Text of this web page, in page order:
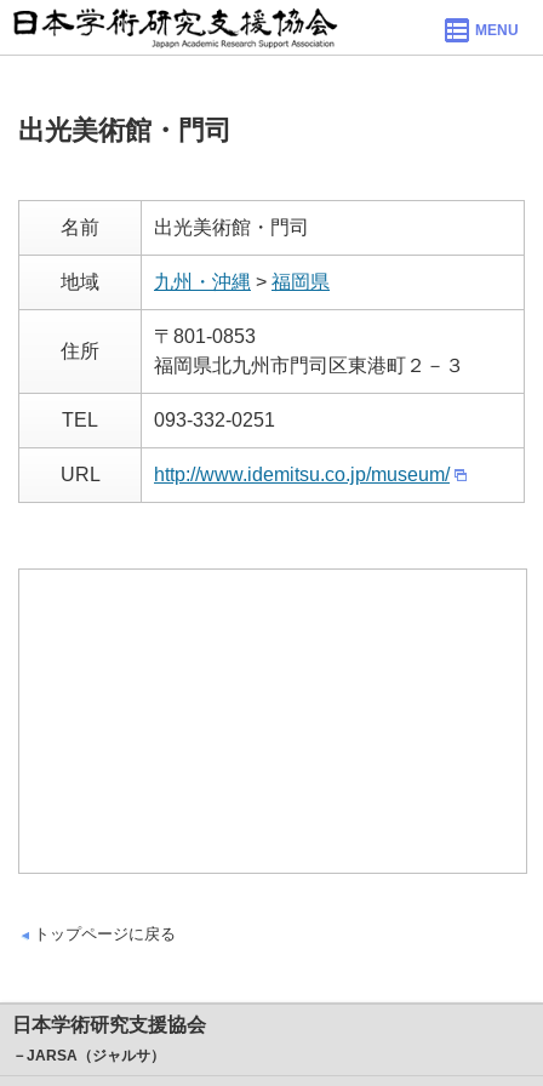
MENU
出光美術館・門司
名前 出光美術館・門司
地域 九州・沖縄 > 福岡県
住所
〒801-0853
福岡県北九州市門司区東港町２－３
TEL 093-332-0251
URL http://www.idemitsu.co.jp/museum/
トップページに戻る
日本学術研究支援協会
－JARSA（ジャルサ）